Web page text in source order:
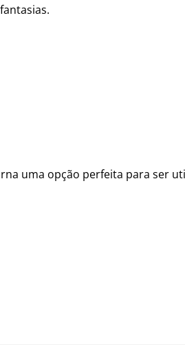
uma opção perfeita para ser